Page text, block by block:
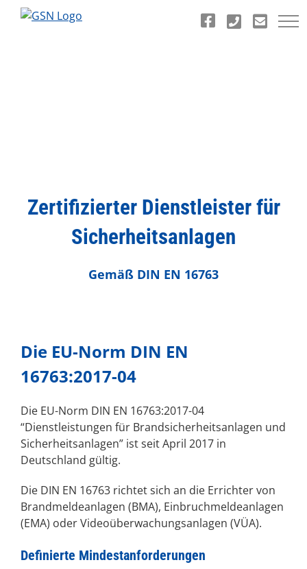
Zum
Zertifizierter Dienstleister für
Sicherheitsanlagen
Gemäß DIN EN 16763
Die EU-Norm DIN EN
16763:2017-04
Die EU-Norm DIN EN 16763:2017-04
“Dienstleistungen für Brandsicherheitsanlagen und
Sicherheitsanlagen” ist seit April 2017 in
Deutschland gültig.
Die DIN EN 16763 richtet sich an die Errichter von
Brandmeldeanlagen (BMA), Einbruchmeldeanlagen
(EMA) oder Videoüberwachungsanlagen (VÜA).
Definierte Mindestanforderungen